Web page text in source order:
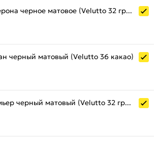
Кресло Верона черное матовое (Velutto 32 графит)
черный матовый (Velutto 36 какао)
Стул Премьер черный матовый (Velutto 32 графит)